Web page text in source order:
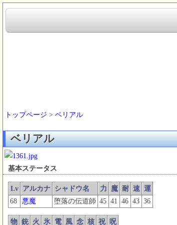
トップページ > ベリアル
ベリアル
基本ステータス
Lv アルカナ シャドウ名 力 魔 耐 速 運
68
悪魔 堕落の伝道師 45 41 46 43 36
物 銃 火 氷 電 風 念 核 祝
呪